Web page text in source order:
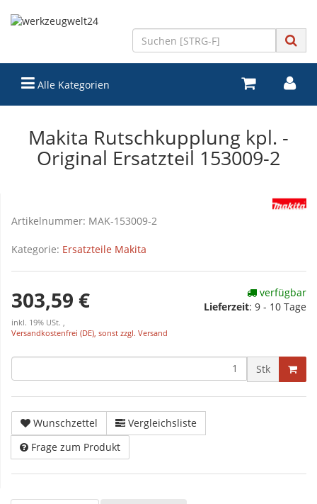
Alle Kategorien
Makita Rutschkupplung kpl. -
Original Ersatzteil 153009-2
Artikelnummer: MAK-153009-2
Kategorie: Ersatzteile Makita
303,59 €
inkl. 19% USt. ,
Versandkostenfrei (DE), sonst zzgl. Versand
verfügbar
Lieferzeit: 9 - 10 Tage
Stk
Wunschzettel
Vergleichsliste
Frage zum Produkt